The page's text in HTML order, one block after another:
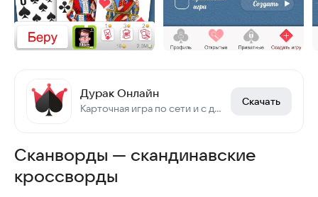
Дурак Онлайн
Карточная игра по сети и с друзьями. Переводной дурак. Подкидной дурак.
Скачать
Сканворды — скандинавские
кроссворды